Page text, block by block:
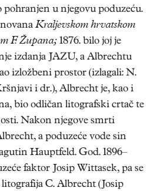
pohranjen u njegovu poduzeću.
Kraljevskom hrvatskom
F. Župana; 1876. bilo joj je
izdanja JAZU, a Albrechtu
izložbeni prostor (izlagali: N.
i dr.), Albrecht je, kao i
bio odličan litografski crtač te
Nakon njegove smrti
a poduzeće vode sin
Hauptfeld. God. 1896–
faktor Josip Wittasek, pa se
C. Albrecht (Josip